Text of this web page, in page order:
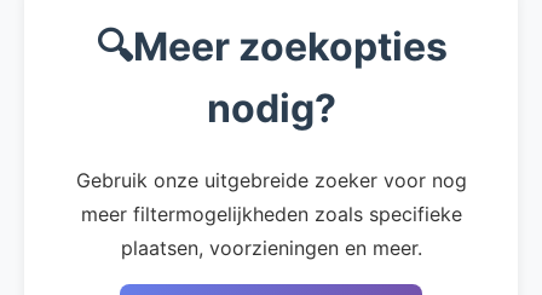
🔍Meer zoekopties
nodig?
Gebruik onze uitgebreide zoeker voor nog
meer filtermogelijkheden zoals specifieke
plaatsen, voorzieningen en meer.